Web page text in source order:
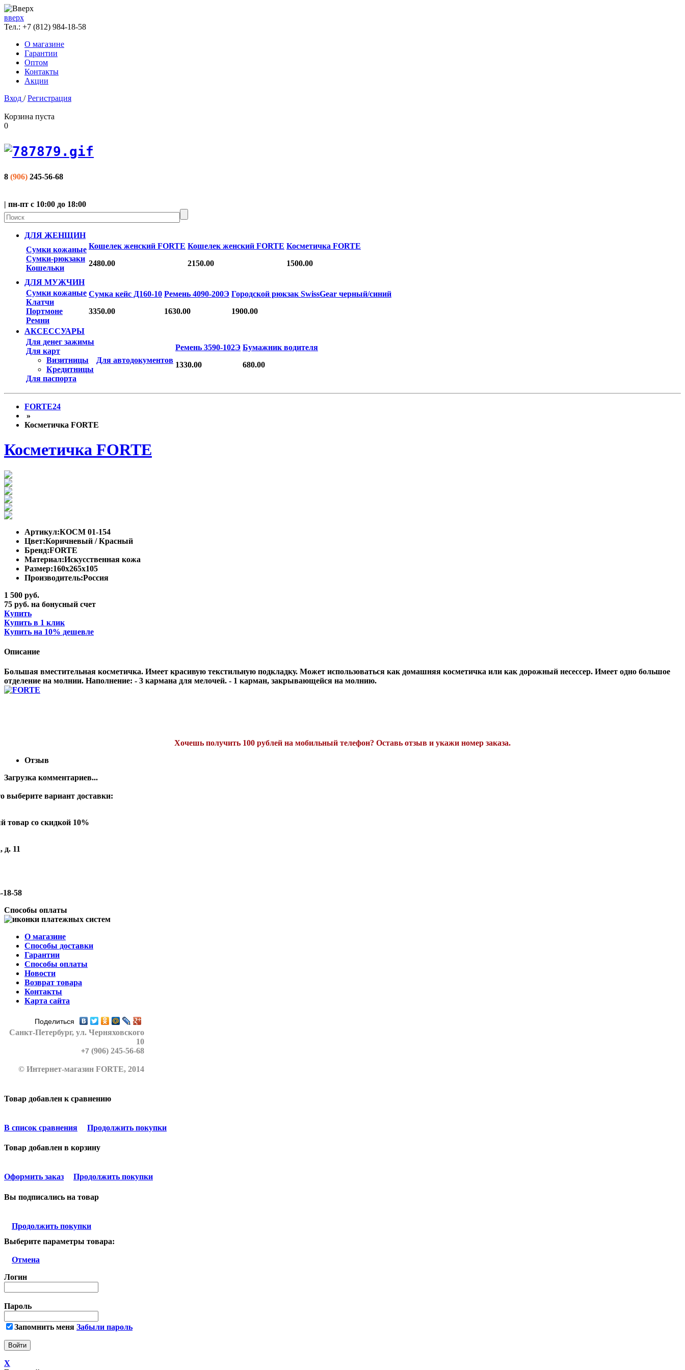
вверх
Тел.: +7 (812) 984-18-58
О магазине
Гарантии
Оптом
Контакты
Акции
Вход /Регистрация
Корзина пуста
0
8 (906) 245-56-68
| пн-пт с 10:00 до 18:00
ДЛЯ ЖЕНЩИН
Сумки кожаные
Сумки-рюкзаки
Кошельки
Кошелек женский FORTE
2480.00
Кошелек женский FORTE
2150.00
Косметичка FORTE
1500.00
ДЛЯ МУЖЧИН
Сумки кожаные
Клатчи
Портмоне
Ремни
Сумка кейс Д160-10
3350.00
Ремень 4090-200Э
1630.00
Городской рюкзак SwissGear черный/синий
1900.00
АКСЕССУАРЫ
Для денег зажимы
Для карт
Визитницы
Кредитницы
Для паспорта
Для автодокументов
Ремень 3590-102Э
1330.00
Бумажник водителя
680.00
FORTE24
»
Косметичка FORTE
Косметичка FORTE
Артикул:КОСМ 01-154
Цвет:Коричневый / Красный
Бренд:FORTE
Материал:Искусственная кожа
Размер:160х265х105
Производитель:Россия
1 500 руб.
75 руб. на бонусный счет
Купить
Купить в 1 клик
Купить на 10% дешевле
Описание
Большая вместительная косметичка. Имеет красивую текстильную подкладку. Может использоваться как домашняя косметичка или как дорожный несессер. Имеет одно большое
отделение на молнии. Наполнение: - 3 кармана для мелочей. - 1 карман, закрывающейся на молнию.
Хочешь получить 100 рублей на мобильный телефон? Оставь отзыв и укажи номер заказа.
Отзыв
Загрузка комментариев...
выберите вариант доставки:
товар со скидкой 10%
д. 11
18-58
Способы оплаты
О магазине
Способы доставки
Гарантии
Способы оплаты
Новости
Возврат товара
Контакты
Карта сайта
Поделиться
Санкт-Петербург, ул. Черняховского
10
+7 (906) 245-56-68
© Интернет-магазин FORTE, 2014
Товар добавлен к сравнению
В список сравнения Продолжить покупки
Товар добавлен в корзину
Оформить заказ Продолжить покупки
Вы подписались на товар
Продолжить покупки
Выберите параметры товара:
Отмена
Логин
Пароль
Запомнить меня Забыли пароль
X